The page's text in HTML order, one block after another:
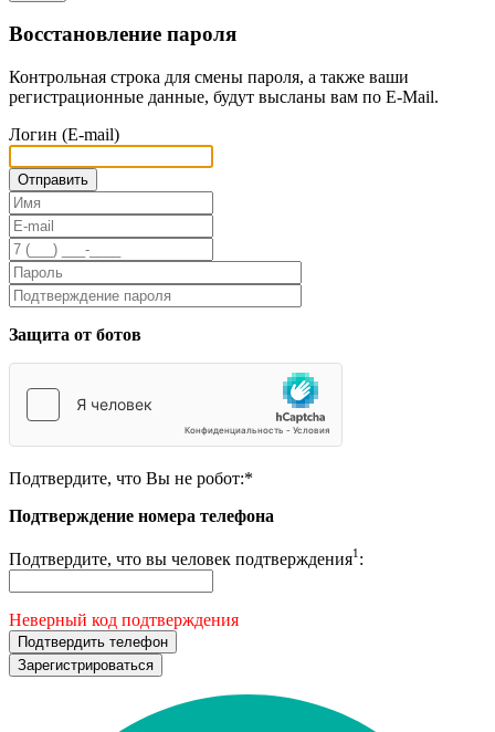
Восстановление пароля
Контрольная строка для смены пароля, а также ваши
регистрационные данные, будут высланы вам по E-Mail.
Логин (E-mail)
Защита от ботов
Подтвердите, что Вы не робот:*
Подтверждение номера телефона
Подтвердите, что вы человек подтверждения1 :
Неверный код подтверждения
Подтвердить телефон
Зарегистрироваться